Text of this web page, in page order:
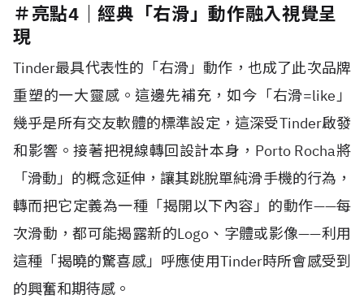
＃亮點4｜經典「右滑」動作融入視覺呈
現
Tinder最具代表性的「右滑」動作，也成了此次品牌
重塑的一大靈感。這邊先補充，如今「右滑=like」
幾乎是所有交友軟體的標準設定，這深受Tinder啟發
和影響。接著把視線轉回設計本身，Porto Rocha將
「滑動」的概念延伸，讓其跳脫單純滑手機的行為，
轉而把它定義為一種「揭開以下內容」的動作——每
次滑動，都可能揭露新的Logo、字體或影像——利用
這種「揭曉的驚喜感」呼應使用Tinder時所會感受到
的興奮和期待感。